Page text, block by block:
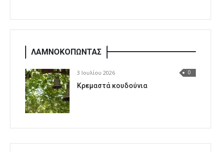
ΛΑΜΝΟΚΟΠΩΝΤΑΣ
3 Ιουλίου 2026 0
Κρεμαστά κουδούνια